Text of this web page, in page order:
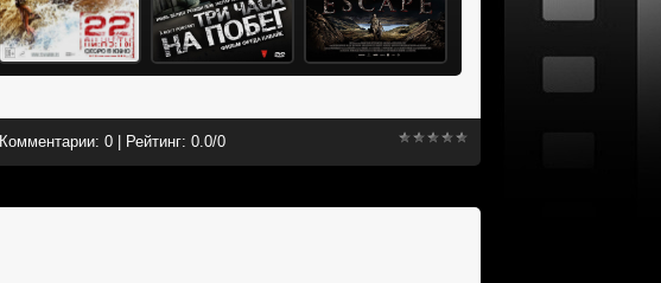
Комментарии: 0 Рейтинг: 0.0/0